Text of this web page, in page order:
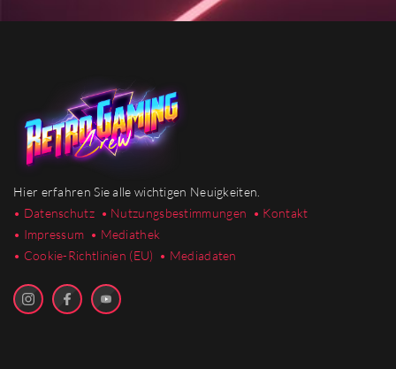
Hier erfahren Sie alle wichtigen Neuigkeiten.
• Datenschutz • Nutzungsbestimmungen • Kontakt
• Impressum • Mediathek
• Cookie-Richtlinien (EU) • Mediadaten